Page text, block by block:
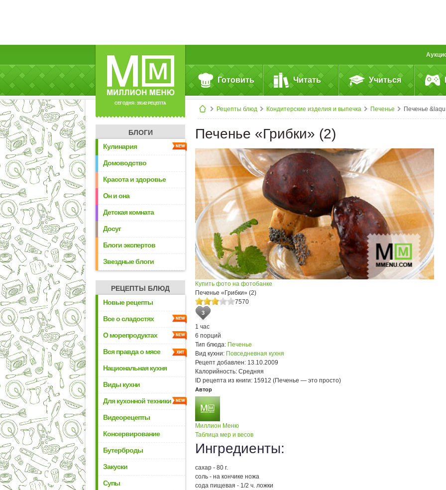
СЕГОДНЯ: 39142 РЕЦЕПТА
Готовить Читать Учиться
Рецепты блюд Кондитерские изделия и выпечка Печенье Печенье &laquo;Грибки&raquo; (2)
БЛОГИ
Кулинария
Домоводство
Красота и здоровье
Он и она
Детская комната
Досуг
Блоги экспертов
Звездные блоги
РЕЦЕПТЫ БЛЮД
Новые рецепты
Все о сладостях
О морепродуктах
Вся правда о мясе
Национальная кухня
Виды кухни
Для кухонной техники
Видеорецепты
Консервирование
Бутерброды
Закуски
Супы
Печенье «Грибки» (2)
Купить фото на фотобанке
Печенье «Грибки» (2)
7570
3
1 час
6 порций
Тип блюда: Печенье
Вид кухни: Повседневная кухня
Рецепт добавлен: 13.10.2009
Калорийность: Средняя
ID рецепта из книги: 15912 (Печенье — это просто)
Автор
Миллион Меню
Таблица мер и весов
Ингредиенты:
сахар - 80 г.
соль - на кончике ножа
сода пищевая - 1/2 ч. ложки